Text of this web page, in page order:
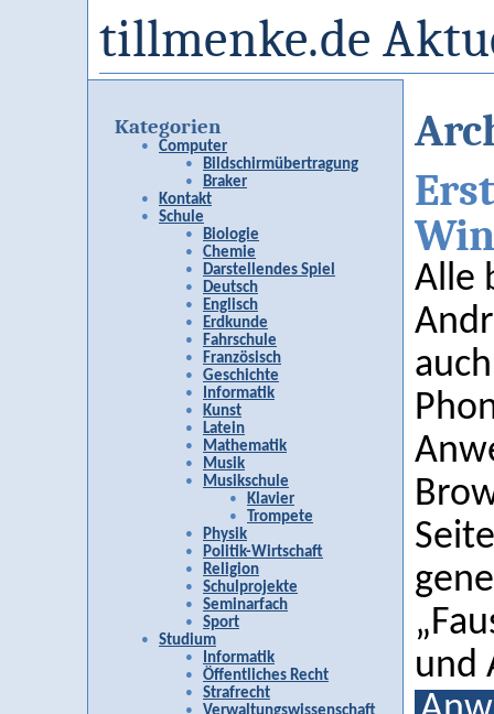
tillmenke.de
Kategorien
Computer
Bildschirmübertragung
Braker
Kontakt
Schule
Biologie
Chemie
Darstellendes Spiel
Deutsch
Englisch
Erdkunde
Fahrschule
Französisch
Geschichte
Informatik
Kunst
Latein
Mathematik
Musik
Musikschule
Klavier
Trompete
Physik
Politik-Wirtschaft
Religion
Schulprojekte
Seminarfach
Sport
Studium
Informatik
Öffentliches Recht
Strafrecht
Alle
und